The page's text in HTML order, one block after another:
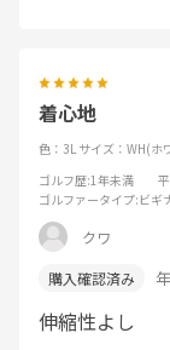
着心地
色：3L サイズ：WH(ホ
ゴルフ歴:1年未満
ゴルファータイプ:ビギ
クワ
伸縮性よし